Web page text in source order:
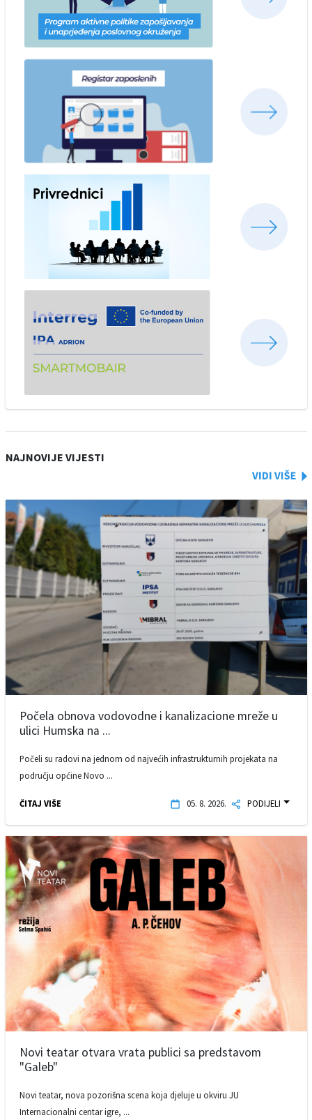
NAJNOVIJE VIJESTI
Počela obnova vodovodne i kanalizacione mreže u
ulici Humska na ...
Počeli su radovi na jednom od najvećih infrastrukturnih projekata na
području općine Novo ...
ČITAJ VIŠE 05. 8. 2026. PODIJELI
Novi teatar otvara vrata publici sa predstavom
"Galeb"
Novi teatar, nova pozorišna scena koja djeluje u okviru JU
Internacionalni centar igre, ...